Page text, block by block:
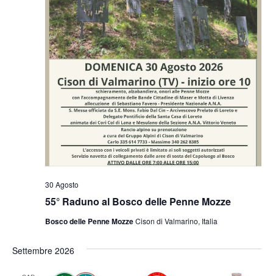
55° Raduno al Bosco delle Penne Mozze
30 Agosto
Bosco delle Penne MozzeCison di Valmarino, Italia
Settembre 2026